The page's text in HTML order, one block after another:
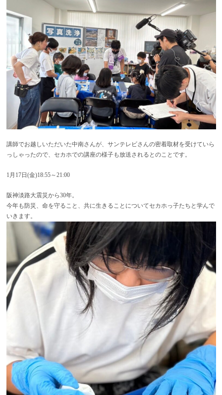
講師でお越しいただいた中南さんが、サンテレビさんの密着取材を受けていら
っしゃったので、セカホでの講座の様子も放送されるとのことです。
1月17日(金)18:55～21:00
阪神淡路大震災から30年。
今年も防災、命を守ること、共に生きることについてセカホっ子たちと学んで
いきます。